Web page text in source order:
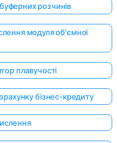
розчинів
модуля об'ємної
плавучості
бізнес-кредиту